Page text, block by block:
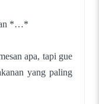
*…*
apa, tapi gue
yang paling